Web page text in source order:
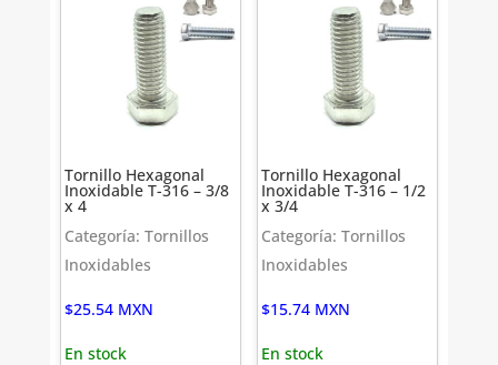
Tornillo Hexagonal
Inoxidable T-316 – 3/8
x 4
Categoría: Tornillos
Inoxidables
$25.54 MXN
En stock
Tornillo Hexagonal
Inoxidable T-316 – 1/2
x 3/4
Categoría: Tornillos
Inoxidables
$15.74 MXN
En stock